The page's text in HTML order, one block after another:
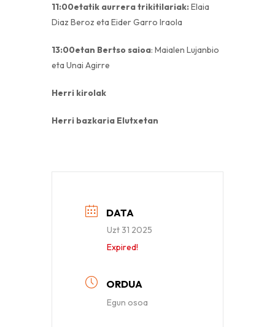
11:00etatik aurrera trikitilariak:Elaia
Diaz Beroz eta Eider Garro Iraola
13:00etan Bertso saioa: Maialen Lujanbio
eta Unai Agirre
Herri kirolak
Herri bazkaria Elutxetan
DATA
Uzt 31 2025
Expired!
ORDUA
Egun osoa